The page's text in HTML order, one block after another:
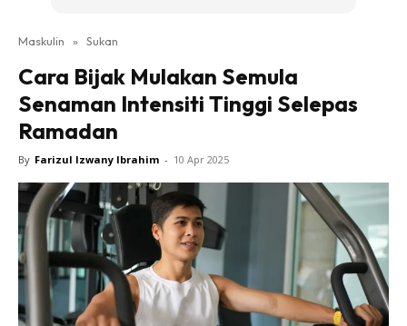
Maskulin » Sukan
Cara Bijak Mulakan Semula
Senaman Intensiti Tinggi Selepas
Ramadan
By Farizul Izwany Ibrahim - 10 Apr 2025